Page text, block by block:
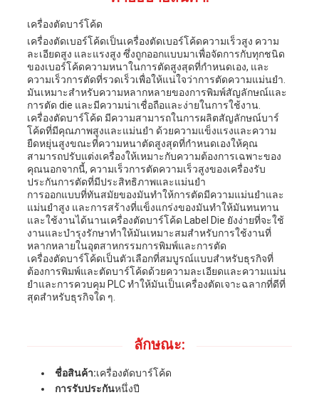
นโยบาย
ความ
เป็น
ส่วน
เครื่องตัดบาร์โค้ด
เครื่องตัดเบอร์โค้ดเป็นเครื่องตัดเบอร์โค้ดความเร็วสูง ความ
ละเอียดสูง และแรงสูง ซึ่งถูกออกแบบมาเพื่อจัดการกับทุกชนิด
ของเบอร์โค้ดความหนาในการตัดสูงสุดที่กําหนดเอง, และ
ความเร็วการตัดที่รวดเร็วเพื่อให้แน่ใจว่าการตัดความแม่นยํา.
มันเหมาะสําหรับความหลากหลายของการพิมพ์สัญลักษณ์และ
การตัด die และมีความน่าเชื่อถือและง่ายในการใช้งาน.
เครื่องตัดบาร์โค้ด มีความสามารถในการผลิตสัญลักษณ์บาร์
โค้ดที่มีคุณภาพสูงและแม่นยํา ด้วยความแข็งแรงและความ
ยืดหยุ่นสูงขณะที่ความหนาตัดสูงสุดที่กําหนดเองให้คุณ
สามารถปรับแต่งเครื่องให้เหมาะกับความต้องการเฉพาะของ
คุณนอกจากนี้, ความเร็วการตัดความเร็วสูงของเครื่องรับ
ประกันการตัดที่มีประสิทธิภาพและแม่นยํา
การออกแบบที่ทันสมัยของมันทําให้การตัดมีความแม่นยําและ
แม่นยําสูง และการสร้างที่แข็งแกร่งของมันทําให้มันทนทาน
และใช้งานได้นานเครื่องตัดบาร์โค้ด Label Die ยังง่ายที่จะใช้
งานและบํารุงรักษาทําให้มันเหมาะสมสําหรับการใช้งานที่
หลากหลายในอุตสาหกรรมการพิมพ์และการตัด
เครื่องตัดบาร์โค้ดเป็นตัวเลือกที่สมบูรณ์แบบสําหรับธุรกิจที่
ต้องการพิมพ์และตัดบาร์โค้ดด้วยความละเอียดและความแม่น
ยําและการควบคุม PLC ทําให้มันเป็นเครื่องตัดเจาะฉลากที่ดีที่
สุดสําหรับธุรกิจใด ๆ.
ลักษณะ:
ชื่อสินค้า:เครื่องตัดบาร์โค้ด
การรับประกันหนึ่งปี